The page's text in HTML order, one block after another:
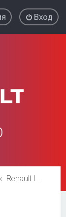
Вход
Renault Logan